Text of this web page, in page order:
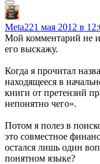
Meta221 мая 2012 в
Мой комментарий не
его выскажу.
Когда я прочитал
находящееся в
книги от претензий
непонятно чего».
Потом я полез в
это совместное
остался лишь один
понятном языке?